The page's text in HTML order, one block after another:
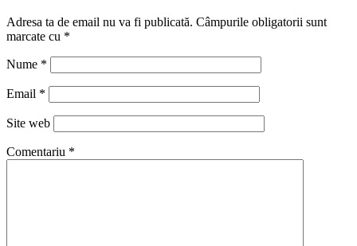
Adresa ta de email nu va fi publicată. Câmpurile obligatorii sunt
marcate cu *
Nume *
Email *
Site web
Comentariu *